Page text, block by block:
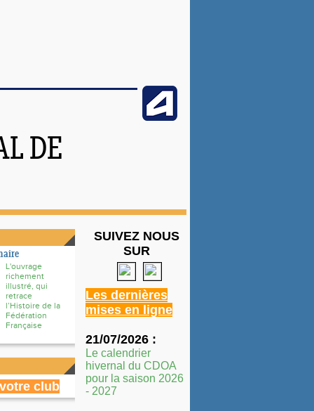
DE
L'ouvrage
richement
illustré, qui
retrace
l’Histoire de la
Fédération
Française
club
SUIVEZ NOUS
SUR
Les dernières
mises en ligne
21/07/2026 :
Le calendrier
hivernal du CDOA
pour la saison 2026
- 2027